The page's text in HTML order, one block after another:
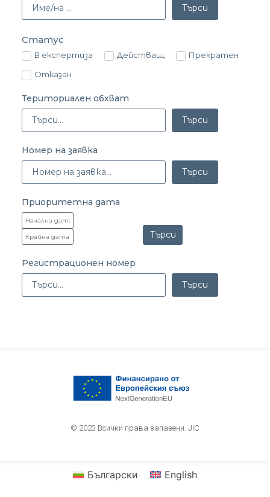
Търси
Статус
В експертиза Действащ
Прекратен
Отказан
Териториален обхват
Търси
Номер на заявка
Търси
Приоритетна дата
Търси
Регистрационен номер
Търси
© 2023 Всички права запазени. JIC
Български English